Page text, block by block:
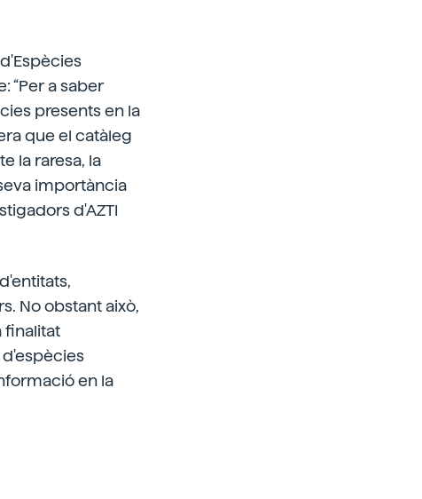
“Per a saber
presents en la
que el catàleg
la raresa, la
importància
d'AZTI
No obstant això,
finalitat
en la